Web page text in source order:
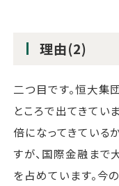
理由(2)
二つ目です。恒大集
ところで出てきてい
倍になってきている
すが、国際金融まで
を占めています。今